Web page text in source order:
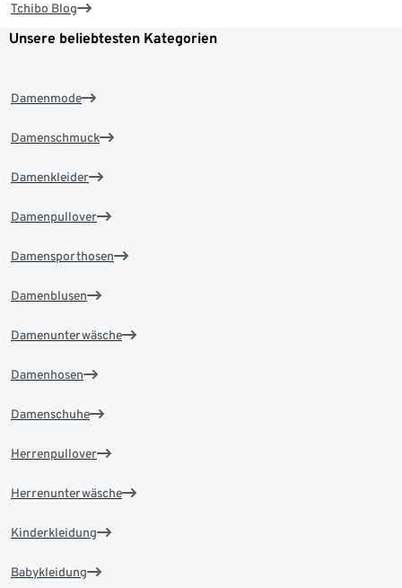
Tchibo Blog
Unsere beliebtesten Kategorien
Damenmode
Damenschmuck
Damenkleider
Damenpullover
Damensporthosen
Damenblusen
Damenunterwäsche
Damenhosen
Damenschuhe
Herrenpullover
Herrenunterwäsche
Kinderkleidung
Babykleidung